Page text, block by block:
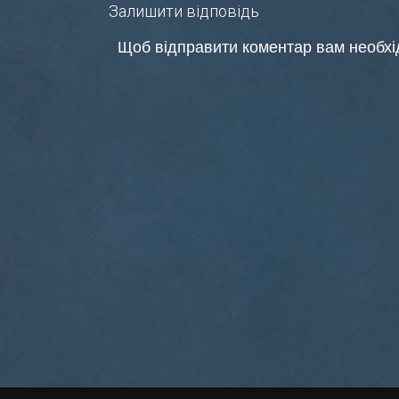
записів
Залишити відповідь
Щоб відправити коментар вам